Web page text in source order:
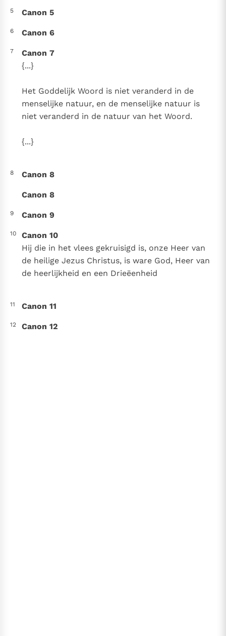
kerkelijke documenten van de Rooms
Katholieke Kerk in het Nederlands beschikbaar
en is volledig afhankelijk van donaties.
Ik help mee!
5 Canon 5
6 Canon 6
7
Canon 7
{...}
Het Goddelijk Woord is niet veranderd in de
menselijke natuur, en de menselijke natuur is
niet veranderd in de natuur van het Woord.
{...}
8 Canon 8
Canon 8
9 Canon 9
10
Canon 10
Hij die in het vlees gekruisigd is, onze Heer van
de heilige Jezus Christus, is ware God, Heer van
de heerlijkheid en een Drieëenheid
11 Canon 11
12 Canon 12